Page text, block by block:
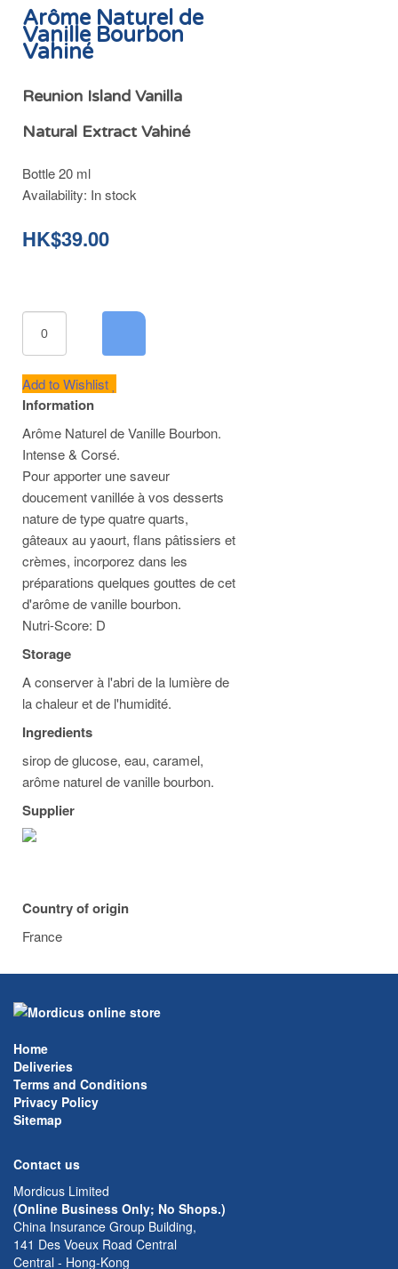
Arôme Naturel de
Vanille Bourbon
Vahiné
Reunion Island Vanilla
Natural Extract Vahiné
Bottle 20 ml
Availability: In stock
HK$39.00
Add to Wishlist
Information
Arôme Naturel de Vanille Bourbon.
Intense & Corsé.
Pour apporter une saveur
doucement vanillée à vos desserts
nature de type quatre quarts,
gâteaux au yaourt, flans pâtissiers et
crèmes, incorporez dans les
préparations quelques gouttes de cet
d'arôme de vanille bourbon.
Nutri-Score: D
Storage
A conserver à l'abri de la lumière de
la chaleur et de l'humidité.
Ingredients
sirop de glucose, eau, caramel,
arôme naturel de vanille bourbon.
Supplier
Country of origin
France
Home
Deliveries
Terms and Conditions
Privacy Policy
Sitemap
Contact us
Mordicus Limited
(Online Business Only; No Shops.)
China Insurance Group Building,
141 Des Voeux Road Central
Central - Hong-Kong